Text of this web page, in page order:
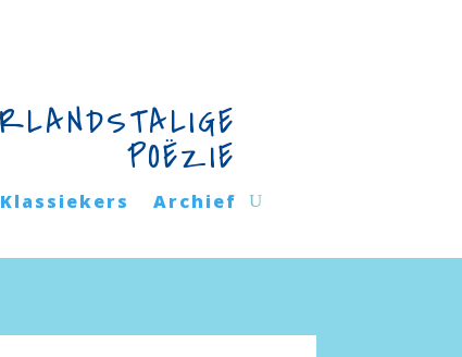
POËZIE
Klassiekers Archief